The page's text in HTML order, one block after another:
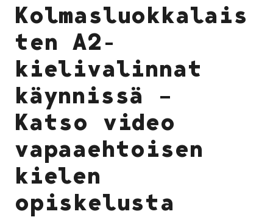
Kolmasluokkalais
ten A2-
kielivalinnat
käynnissä –
Katso video
vapaaehtoisen
kielen
opiskelusta